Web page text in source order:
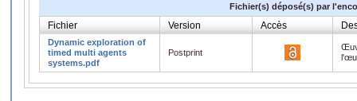
Fichier(s) déposé(s) par
Fichier Version Accès
Dynamic exploration of
timed multi agents
systems.pdf
Postprint